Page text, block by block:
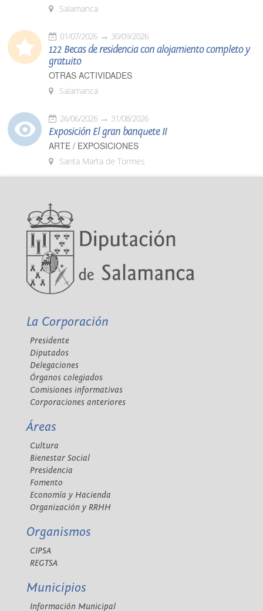
Salamanca
01/07/2026 30/09/2026
122 Becas de residencia con alojamiento completo y
gratuito
OTRAS ACTIVIDADES
Salamanca
26/06/2026 31/08/2026
Exposición El gran banquete II
ARTE / EXPOSICIONES
Santa Marta de Tormes
La Corporación
Presidente
Diputados
Delegaciones
Órganos colegiados
Comisiones informativas
Corporaciones anteriores
Áreas
Cultura
Bienestar Social
Presidencia
Fomento
Economía y Hacienda
Organización y RRHH
Organismos
CIPSA
REGTSA
Municipios
Información Municipal